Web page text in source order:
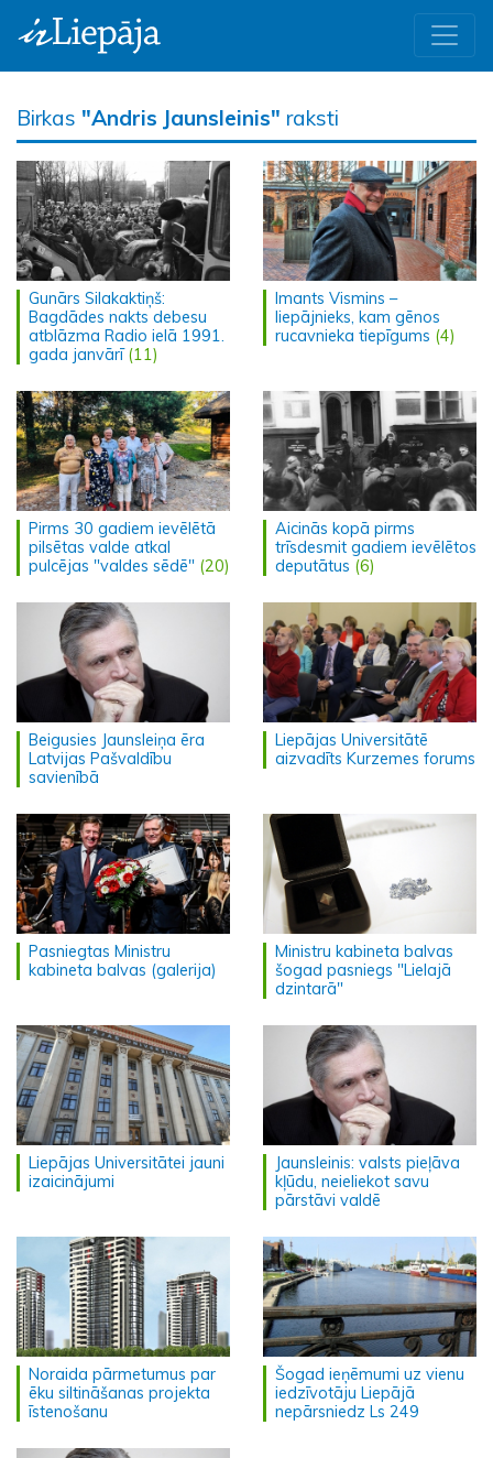
Birkas "Andris Jaunsleinis" raksti
Gunārs Silakaktiņš:
Bagdādes nakts debesu
atblāzma Radio ielā 1991.
gada janvārī(11)
Imants Vismins –
liepājnieks, kam gēnos
rucavnieka tiepīgums (4)
Pirms 30 gadiem ievēlētā
pilsētas valde atkal
pulcējas "valdes sēdē" (20)
Aicinās kopā pirms
trīsdesmit gadiem ievēlētos
deputātus (6)
Beigusies Jaunsleiņa ēra
Latvijas Pašvaldību
savienībā
Liepājas Universitātē
aizvadīts Kurzemes forums
Pasniegtas Ministru
kabineta balvas (galerija)
Ministru kabineta balvas
šogad pasniegs "Lielajā
dzintarā"
Liepājas Universitātei jauni
izaicinājumi
Jaunsleinis: valsts pieļāva
kļūdu, neieliekot savu
pārstāvi valdē
Noraida pārmetumus par
ēku siltināšanas projekta
īstenošanu
Šogad ieņēmumi uz vienu
iedzīvotāju Liepājā
nepārsniedz Ls 249